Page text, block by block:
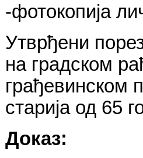
-фотокопија
Утврђени
на градском
грађевинском
старија од 65
Доказ: